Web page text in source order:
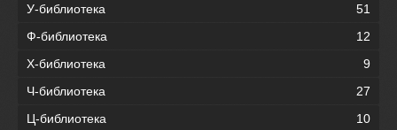
У-библиотека
51
Ф-библиотека
12
Х-библиотека
9
Ч-библиотека
27
Ц-библиотека
10